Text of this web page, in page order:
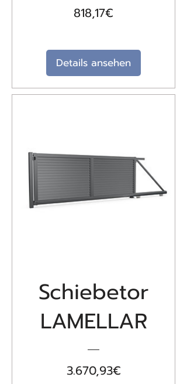
818,17€
Details ansehen
Schiebetor
LAMELLAR
3.670,93€Preis